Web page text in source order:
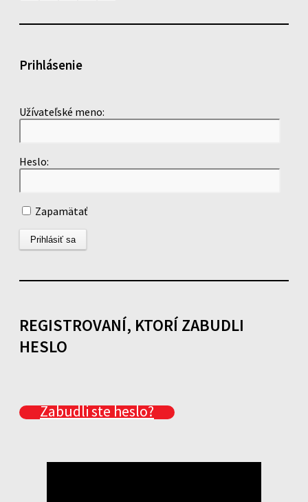
Prihlásenie
Užívateľské meno:
Heslo:
Zapamätať
REGISTROVANÍ, KTORÍ ZABUDLI
HESLO
Zabudli ste heslo?